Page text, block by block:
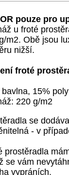
pouze pro
u froté
m2. Obě jsou
nižší.
froté
15%
220 g/m2
se
- v
prostěradla
se vám
vypráních.